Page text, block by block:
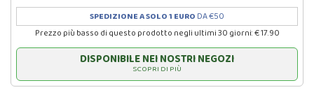
SPEDIZIONE A SOLO 1 EURO DA €50
Prezzo più basso di questo prodotto negli ultimi 30 giorni: € 17.90
DISPONIBILE NEI NOSTRI NEGOZI
SCOPRI DI PIÙ